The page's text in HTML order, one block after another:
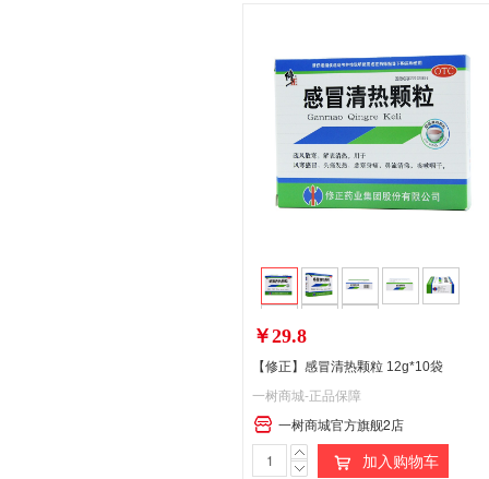
￥29.8
【修正】感冒清热颗粒 12g*10袋
一树商城-正品保障
一树商城官方旗舰2店
加入购物车